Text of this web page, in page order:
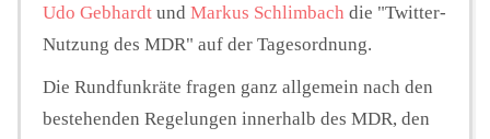
Udo Gebhardt und Markus Schlimbach die "Twitter-
Nutzung des MDR" auf der Tagesordnung.
Die Rundfunkräte fragen ganz allgemein nach den
bestehenden Regelungen innerhalb des MDR, den